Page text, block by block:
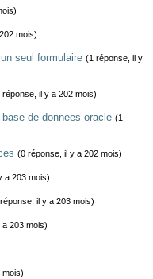
mois)
seul formulaire (1 réponse, il y
réponse, il y a 202 mois)
de donnees oracle (1
(0 réponse, il y a 202 mois)
a 203 mois)
il y a 203 mois)
203 mois)
mois)